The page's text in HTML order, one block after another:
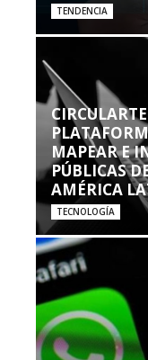
TENDENCIA
MAPEAR E
PÚBLICAS
AMÉRICA
TECNOLOGÍA